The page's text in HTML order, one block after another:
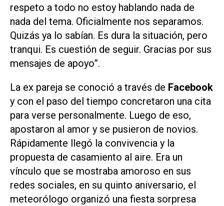
respeto a todo no estoy hablando nada de
nada del tema. Oficialmente nos separamos.
Quizás ya lo sabían. Es dura la situación, pero
tranqui. Es cuestión de seguir. Gracias por sus
mensajes de apoyo”.
La ex pareja se conoció a través de Facebook
y con el paso del tiempo concretaron una cita
para verse personalmente. Luego de eso,
apostaron al amor y se pusieron de novios.
Rápidamente llegó la convivencia y la
propuesta de casamiento al aire. Era un
vínculo que se mostraba amoroso en sus
redes sociales, en su quinto aniversario, el
meteorólogo organizó una fiesta sorpresa